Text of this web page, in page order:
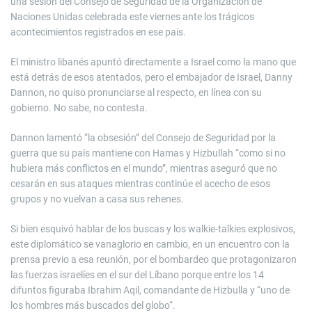
Naciones Unidas celebrada este viernes ante los trágicos
acontecimientos registrados en ese país.
El ministro libanés apuntó directamente a Israel como la mano que
está detrás de esos atentados, pero el embajador de Israel, Danny
Dannon, no quiso pronunciarse al respecto, en línea con su
gobierno. No sabe, no contesta.
Dannon lamentó “la obsesión” del Consejo de Seguridad por la
guerra que su país mantiene con Hamas y Hizbullah “como si no
hubiera más conflictos en el mundo”, mientras aseguró que no
cesarán en sus ataques mientras continúe el acecho de esos
grupos y no vuelvan a casa sus rehenes.
Si bien esquivó hablar de los buscas y los walkie-talkies explosivos,
este diplomático se vanaglorio en cambio, en un encuentro con la
prensa previo a esa reunión, por el bombardeo que protagonizaron
las fuerzas israelíes en el sur del Líbano porque entre los 14
difuntos figuraba Ibrahim Aqil, comandante de Hizbulla y “uno de
los hombres más buscados del globo“.